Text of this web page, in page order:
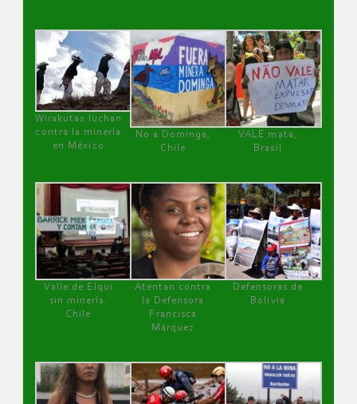
Wirakutas luchan
contra la minería
en México
No a Dominga,
Chile
VALE mata,
Brasil
Valle de Elqui
sin minería.
Chile
Atentan contra
la Defensora
Francisca
Márquez
Defensoras de
Bolivia